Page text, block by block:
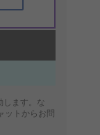
します。な
ットからお問